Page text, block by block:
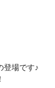
登場です♪